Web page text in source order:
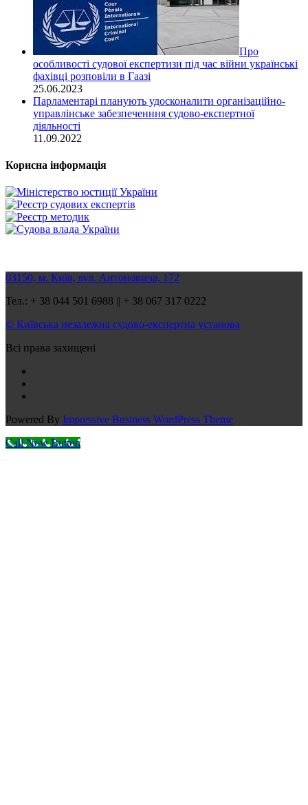
Про
особливості судової експертизи під час війни українські
фахівці розповіли в Гаазі
25.06.2023
Парламентарі планують удосконалити організаційно-
управлінське забезпеченння судово-експертної
діяльності
11.09.2022
Корисна інформація
03150, м. Київ, вул. Антоновича, 172
Тел.: + 38 044 501 6988 || + 38 067 317 0222
© Київська незалежна судово-експертна установа
Всі права захищені
Powered By Impressive Business WordPress Theme
Call Now Button